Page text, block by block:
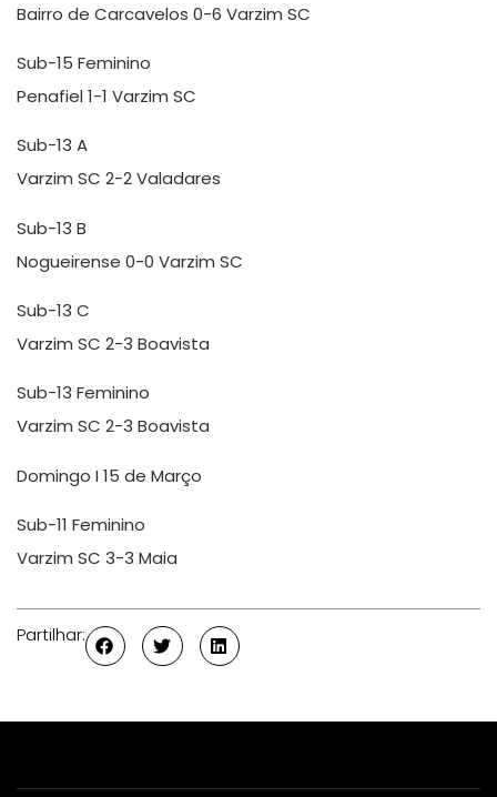
Bairro de Carcavelos 0-6 Varzim SC
Sub-15 Feminino
Penafiel 1-1 Varzim SC
Sub-13 A
Varzim SC 2-2 Valadares
Sub-13 B
Nogueirense 0-0 Varzim SC
Sub-13 C
Varzim SC 2-3 Boavista
Sub-13 Feminino
Varzim SC 2-3 Boavista
Domingo I 15 de Março
Sub-11 Feminino
Varzim SC 3-3 Maia
Partilhar: